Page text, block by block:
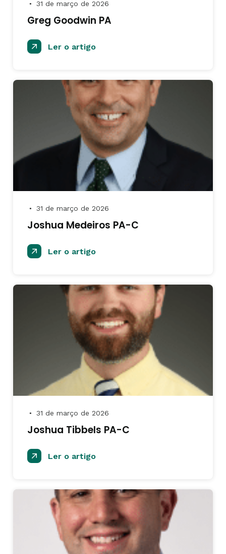
● 31 de março de 2026
Greg Goodwin PA
Ler o artigo
● 31 de março de 2026
Joshua Medeiros PA-C
Ler o artigo
● 31 de março de 2026
Joshua Tibbels PA-C
Ler o artigo